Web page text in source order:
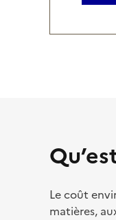
Le coût
matières,